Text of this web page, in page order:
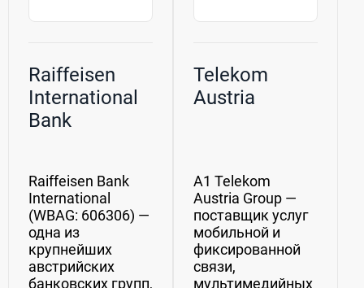
Raiffeisen
International
Bank
Raiffeisen Bank
International
(WBAG: 606306) —
одна из
крупнейших
австрийских
банковских групп,
Telekom
Austria
A1 Telekom
Austria Group —
поставщик услуг
мобильной и
фиксированной
связи,
мультимедийных